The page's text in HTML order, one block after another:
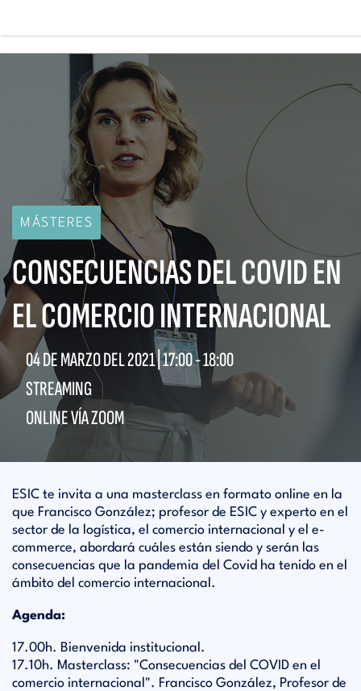
contenido
principal
MÁSTERES
CONSECUENCIAS DEL COVID EN
EL COMERCIO INTERNACIONAL
04 DE MARZO DEL 2021 |17:00-18:00
STREAMING
ONLINE VÍA ZOOM
ESIC te invita a una masterclass en formato online en la
que Francisco González; profesor de ESIC y experto en el
sector de la logística, el comercio internacional y el e-
commerce, abordará cuáles están siendo y serán las
consecuencias que la pandemia del Covid ha tenido en el
ámbito del comercio internacional.
Agenda:
17.00h. Bienvenida institucional.
17.10h. Masterclass: "Consecuencias del COVID en el
comercio internacional". Francisco González, Profesor de